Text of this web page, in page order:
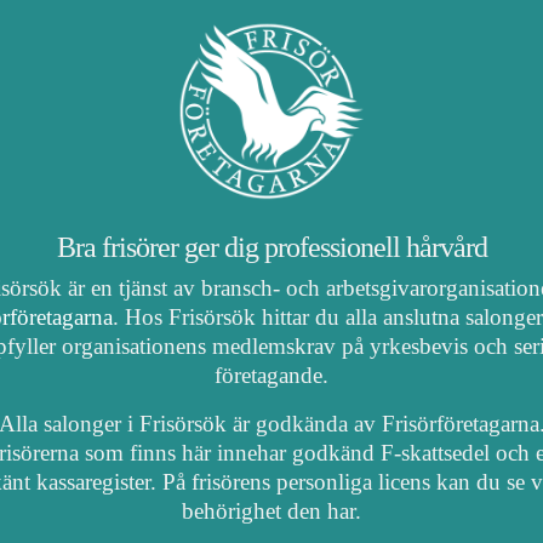
Bra frisörer ger dig professionell hårvård
är en tjänst av bransch- och
. Hos Frisörsök hittar du alla anslutna
organisationens medlemskrav på yrkesbevis och
företagande.
Alla salonger i Frisörsök är godkända av
som finns här innehar godkänd F-skattsedel och
kassaregister. På frisörens personliga licens kan du se
behörighet den har.